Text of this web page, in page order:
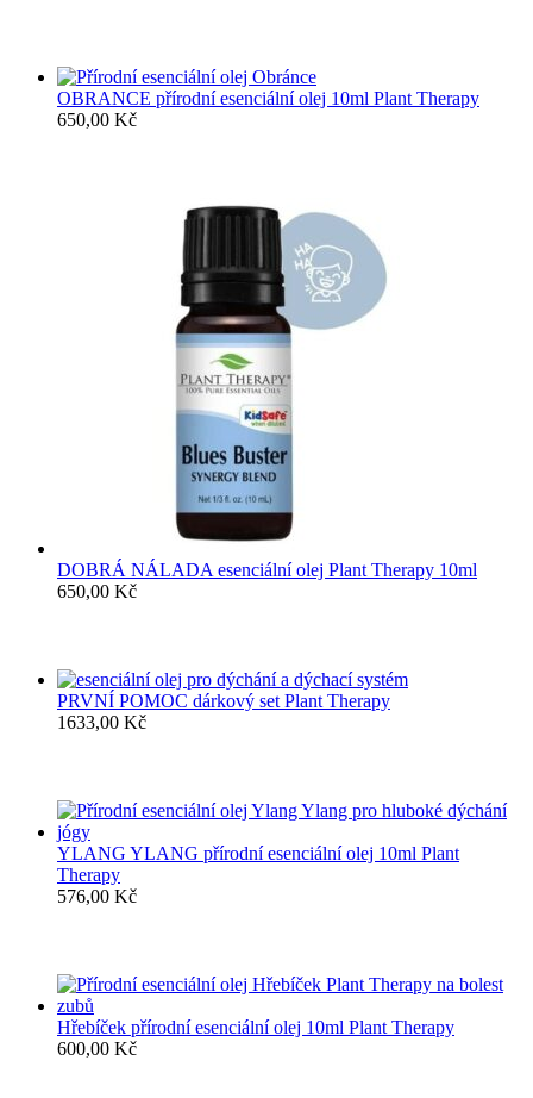
OBRANCE přírodní esenciální olej 10ml Plant Therapy
650,00 Kč
DOBRÁ NÁLADA esenciální olej Plant Therapy 10ml
650,00 Kč
PRVNÍ POMOC dárkový set Plant Therapy
1633,00 Kč
YLANG YLANG přírodní esenciální olej 10ml Plant
Therapy
576,00 Kč
Hřebíček přírodní esenciální olej 10ml Plant Therapy
600,00 Kč